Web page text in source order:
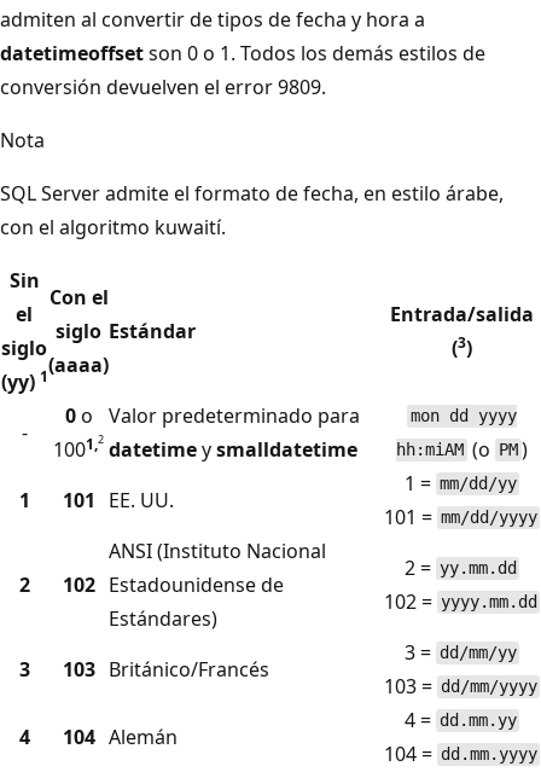
admiten al convertir de tipos de fecha y hora a
datetimeoffsetson 0 o 1. Todos los demás estilos de
conversión devuelven el error 9809.
Nota
SQL Server admite el formato de fecha, en estilo árabe,
con el algoritmo kuwaití.
Sin
el
siglo
(yy) 1
Con el
siglo
(aaaa)
Estándar
Entrada/salida
(3)
-
0o
1001,2
Valor predeterminado para
datetimeysmalldatetime
mon dd yyyy
hh:miAM (o PM)
1
101 EE. UU.
1 = mm/dd/yy
101 = mm/dd/yyyy
2 102
ANSI (Instituto Nacional
Estadounidense de
Estándares)
2 = yy.mm.dd
102 = yyyy.mm.dd
3 103 Británico/Francés
3 = dd/mm/yy
103 = dd/mm/yyyy
4 104 Alemán
4 = dd.mm.yy
104 = dd.mm.yyyy